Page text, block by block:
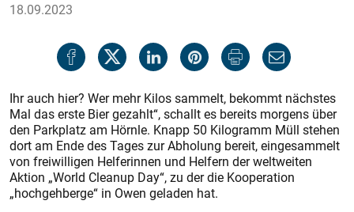
18.09.2023
Ihr auch hier? Wer mehr Kilos sammelt, bekommt nächstes
Mal das erste Bier gezahlt“, schallt es bereits morgens über
den Parkplatz am Hörnle. Knapp 50 Kilogramm Müll stehen
dort am Ende des Tages zur Abholung bereit, eingesammelt
von freiwilligen Helferinnen und Helfern der weltweiten
Aktion „World Cleanup Day“, zu der die Kooperation
„hochgehberge“ in Owen geladen hat.